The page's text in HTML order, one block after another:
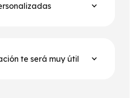
te será muy útil